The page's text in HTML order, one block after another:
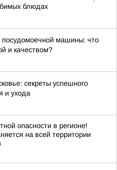
блюдах
посудомоечной машины: что
и качеством?
секреты успешного
и ухода
опасности в регионе!
на всей территории